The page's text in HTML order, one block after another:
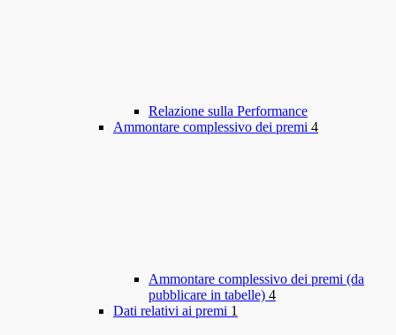
Relazione sulla Performance
Ammontare complessivo dei premi 4
Ammontare complessivo dei premi (da
pubblicare in tabelle) 4
Dati relativi ai premi 1